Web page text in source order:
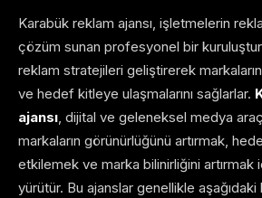
Karabük reklam ajansı, işletmelerin
çözüm sunan profesyonel bir
reklam stratejileri geliştirerek markaların
ve hedef kitleye ulaşmalarını sağlarlar.
ajansı, dijital ve geleneksel medya
markaların görünürlüğünü artırmak,
etkilemek ve marka bilinirliğini artırmak
yürütür. Bu ajanslar genellikle